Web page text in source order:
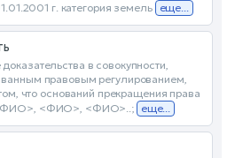
г. категория земель еще...
в совокупности,
правовым регулированием,
что оснований прекращения права
<ФИО>, <ФИО>..; еще...